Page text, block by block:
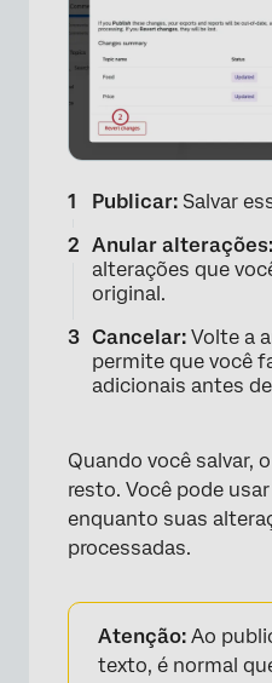
Publicar: Salvar
Anular alterações:
alterações que
original.
Cancelar: Volte a
permite que você
adicionais antes
Quando você salvar,
resto. Você pode
enquanto suas
processadas.
Atenção: Ao
texto, é normal